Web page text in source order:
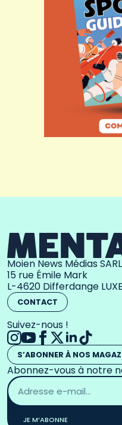
Moien News Médias SARL
15 rue Émile Mark
L-4620 Differdange
CONTACT
Suivez-nous !
S’ABONNER À NOS
Abonnez-vous à notre
Adresse
email
*
JE M’ABONNE